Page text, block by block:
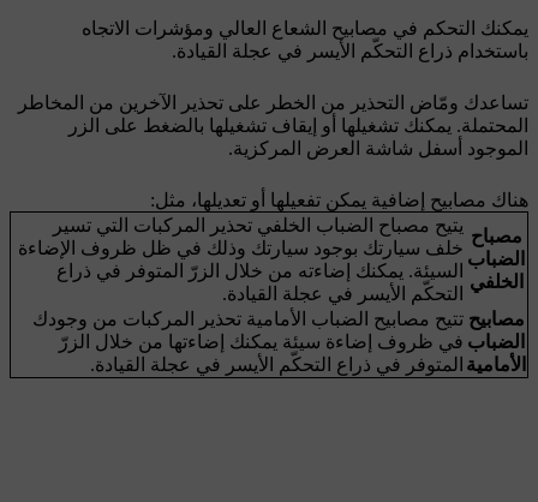
يمكنك التحكم في مصابيح الشعاع العالي ومؤشرات الاتجاه
باستخدام ذراع التحكّم الأيسر في عجلة القيادة.
تساعدك ومّاض التحذير من الخطر على تحذير الآخرين من المخاطر
المحتملة. يمكنك تشغيلها أو إيقاف تشغيلها بالضغط على الزر
الموجود أسفل شاشة العرض المركزية.
هناك مصابيح إضافية يمكن تفعيلها أو تعديلها، مثل:
مصباح
الضباب
الخلفي
يتيح مصباح الضباب الخلفي تحذير المركبات التي تسير
خلف سيارتك بوجود سيارتك وذلك في ظل ظروف الإضاءة
السيئة. يمكنك إضاءته من خلال الزرّ المتوفر في ذراع
التحكّم الأيسر في عجلة القيادة.
مصابيح
الضباب
الأمامية
تتيح مصابيح الضباب الأمامية تحذير المركبات من وجودك
في ظروف إضاءة سيئة يمكنك إضاءتها من خلال الزرّ
المتوفر في ذراع التحكّم الأيسر في عجلة القيادة.